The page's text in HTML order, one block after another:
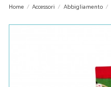
Home Accessori Abbigliamento